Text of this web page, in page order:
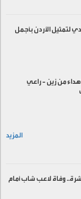
لتمثيل الأردن بأجمل
من زين - راعي
المزيد
وفاة لاعب شاب أمام